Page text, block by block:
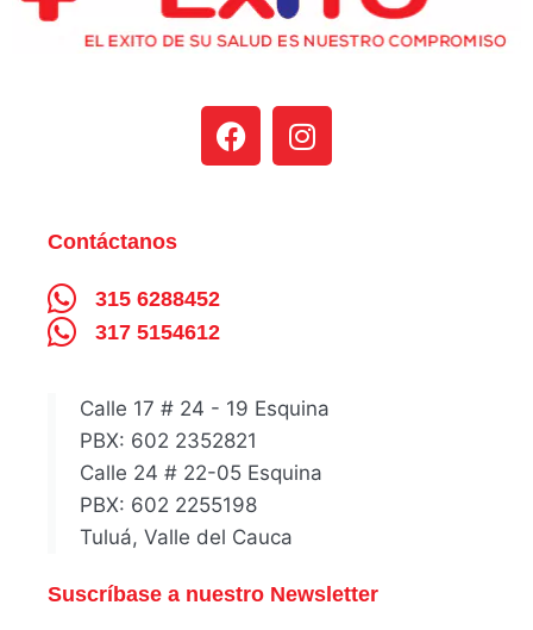
Contáctanos
315 6288452
317 5154612
Calle 17 # 24 - 19 Esquina
PBX: 602 2352821
Calle 24 # 22-05 Esquina
PBX: 602 2255198
Tuluá, Valle del Cauca
Suscríbase a nuestro Newsletter